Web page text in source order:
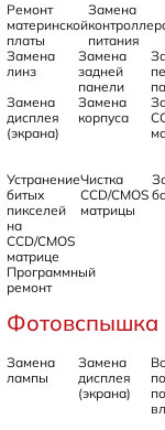
Ремонт
материнской
платы
Замена
питания
Замена
линз
Замена
задней
панели
Замена
дисплея
(экрана)
Замена
корпуса
Устранение
битых
пикселей
на
CCD/CMOS
матрице
Чистка
CCD/CMOS
матрицы
Программный
ремонт
Фотовспышка
Замена
лампы
Замена
дисплея
(экрана)